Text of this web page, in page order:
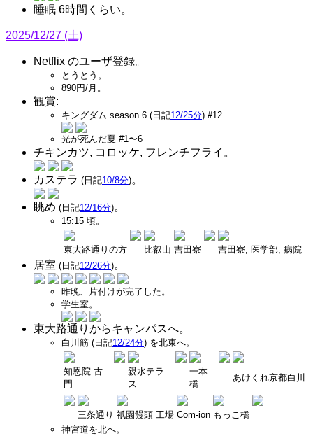
睡眠 6時間くらい。
2025/12/27 (土)
Netflix のユーザ登録。
とうとう。
890円/月。
観賞:
キングダム season 6 (日記12/25分) #12
光が死んだ夏 #1〜6
チキンカツ, コロッケ, フレンチフライ。
カステラ (日記10/8分)。
眺め (日記12/16分)。
15:15 頃。
東大路通りの方 比叡山 吉田寮 吉田寮, 医学部, 病院
居室 (日記12/26分)。
昨晩、片付けが完了した。
学生室。
東大路通りからキャンパスへ。
白川筋 (日記12/24分) を北東へ。
知恩院 古
門
親水テラ
ス
一本
橋
あけくれ京都白川
三条通り 祇園饅頭 工場 Com-ion もっこ橋
神宮道を北へ。